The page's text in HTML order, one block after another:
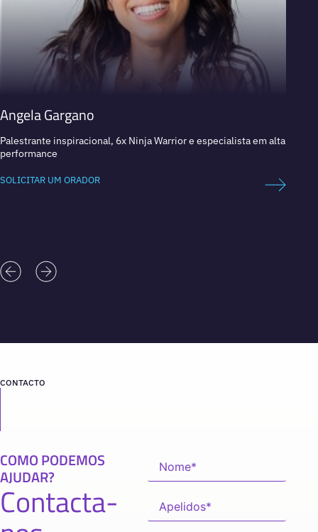
Angela Gargano
Palestrante inspiracional, 6x Ninja Warrior e especialista em alta
performance
SOLICITAR UM ORADOR
CONTACTO
COMO PODEMOS
AJUDAR?
Contacta-